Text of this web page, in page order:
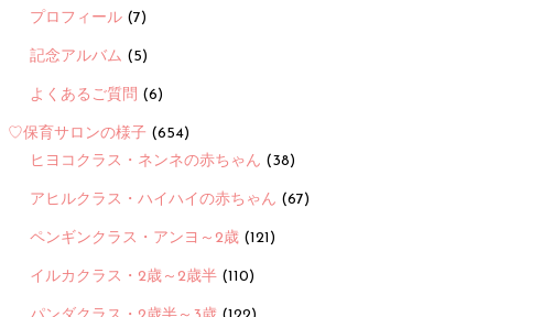
プロフィール (7)
記念アルバム (5)
よくあるご質問 (6)
♡保育サロンの様子 (654)
ヒヨコクラス・ネンネの赤ちゃん (38)
アヒルクラス・ハイハイの赤ちゃん (67)
ペンギンクラス・アンヨ～2歳 (121)
イルカクラス・2歳～2歳半 (110)